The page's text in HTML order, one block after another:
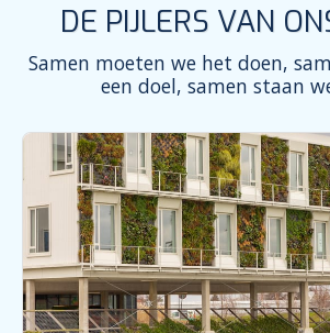
DE PIJLERS VAN
Samen moeten we het doen,
een doel, samen staan